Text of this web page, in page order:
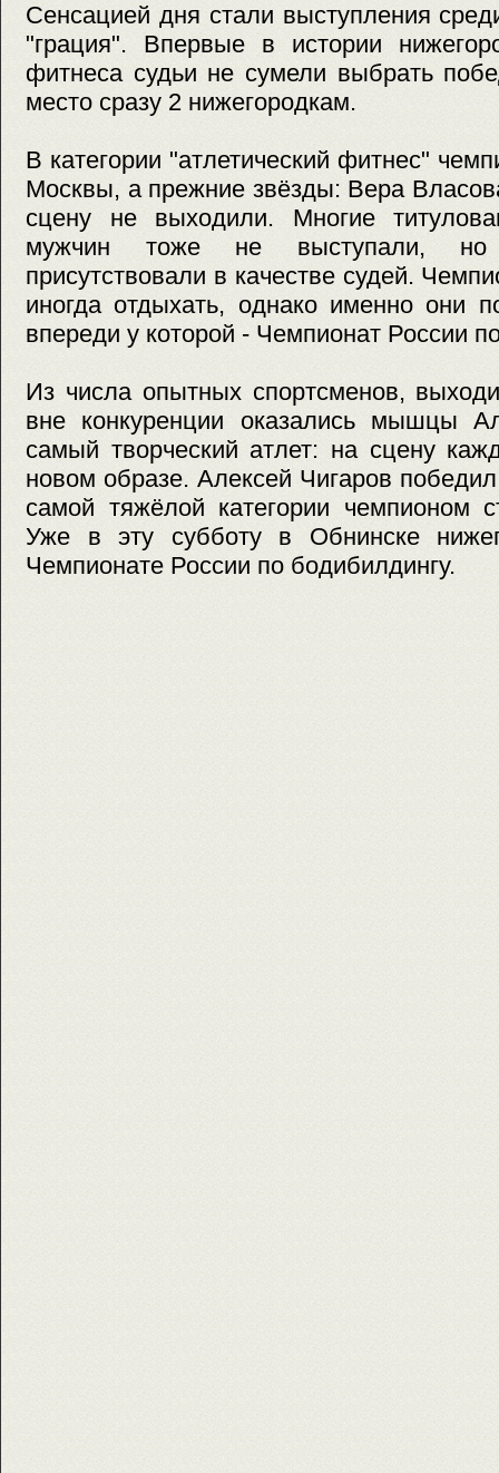
Сенсацией дня стали выступления
"грация". Впервые в истории
фитнеса судьи не сумели выбрать
место сразу 2 нижегородкам.
В категории "атлетический фитнес"
Москвы, а прежние звёзды: Вера
сцену не выходили. Многие
мужчин тоже не выступали, но
присутствовали в качестве судей.
иногда отдыхать, однако именно они
впереди у которой - Чемпионат России
Из числа опытных спортсменов,
вне конкуренции оказались мышцы
самый творческий атлет: на сцену
новом образе. Алексей Чигаров
самой тяжёлой категории чемпионом
Уже в эту субботу в Обнинске
Чемпионате России по бодибилдингу.